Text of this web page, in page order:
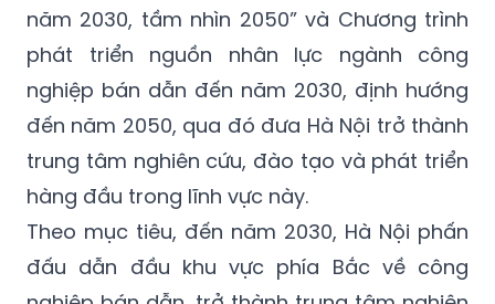
năm 2030, tầm nhìn 2050” và Chương trình
phát triển nguồn nhân lực ngành công
nghiệp bán dẫn đến năm 2030, định hướng
đến năm 2050, qua đó đưa Hà Nội trở thành
trung tâm nghiên cứu, đào tạo và phát triển
hàng đầu trong lĩnh vực này.
Theo mục tiêu, đến năm 2030, Hà Nội phấn
đấu dẫn đầu khu vực phía Bắc về công